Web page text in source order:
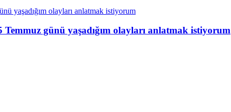
günü yaşadığım olayları anlatmak istiyorum